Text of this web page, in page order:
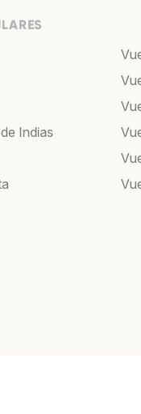
Indias